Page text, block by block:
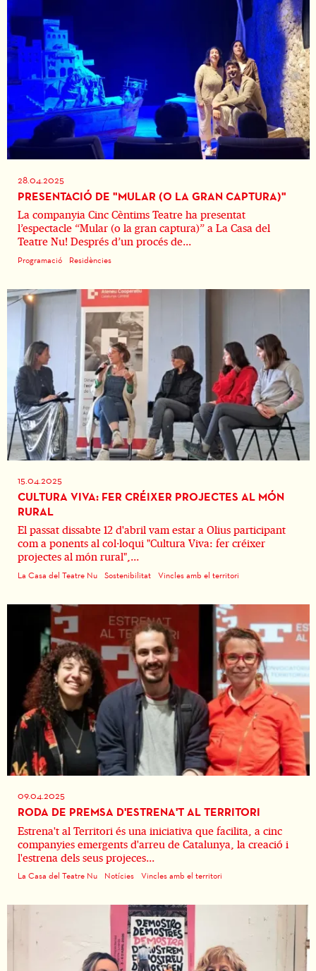
28.04.2025
PRESENTACIÓ DE "MULAR (O LA GRAN CAPTURA)"
La companyia Cinc Cèntims Teatre ha presentat
l’espectacle “Mular (o la gran captura)” a La Casa del
Teatre Nu! Després d’un procés de...
Programació Residències
15.04.2025
CULTURA VIVA: FER CRÉIXER PROJECTES AL MÓN
RURAL
El passat dissabte 12 d'abril vam estar a Olius participant
com a ponents al col·loqui "Cultura Viva: fer créixer
projectes al món rural",...
La Casa del Teatre Nu Sostenibilitat Vincles amb el territori
09.04.2025
RODA DE PREMSA D'ESTRENA'T AL TERRITORI
Estrena't al Territori és una iniciativa que facilita, a cinc
companyies emergents d'arreu de Catalunya, la creació i
l'estrena dels seus projeces...
La Casa del Teatre Nu Notícies Vincles amb el territori